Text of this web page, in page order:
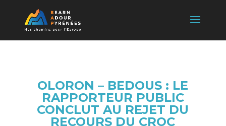
OLORON – BEDOUS : LE
RAPPORTEUR PUBLIC
CONCLUT AU REJET DU
RECOURS DU CROC